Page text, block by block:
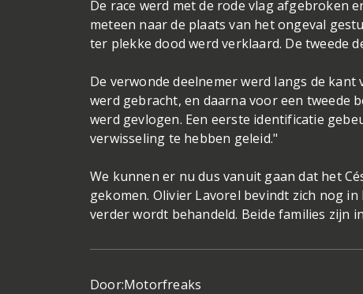
De race werd met de rode vlag afgebroken
meteen naar de plaats van het ongeval
ter plekke dood werd verklaard. De tweede
De verwonde deelnemer werd langs de
werd gebracht, en daarna voor een tweede
werd gevlogen. Een eerste identificatie
verwisseling te hebben geleid."
We kunnen er nu dus vanuit gaan dat het
gekomen. Olivier Lavorel bevindt zich nog
verder wordt behandeld. Beide families zijn
Door:Motorfreaks